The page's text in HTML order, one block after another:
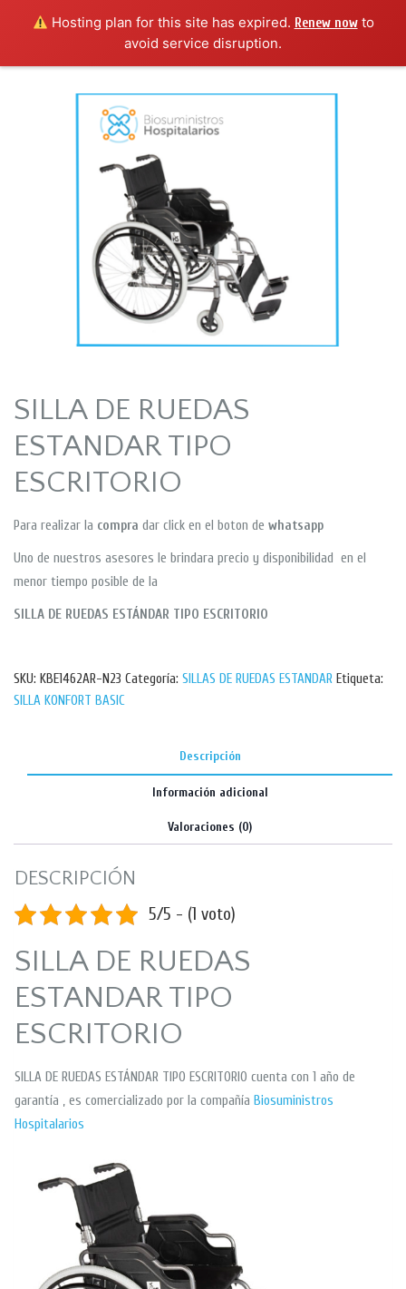
Hosting plan for this site has expired. Renew nowto
avoid service disruption.
SILLA DE RUEDAS
ESTANDAR TIPO
ESCRITORIO
Para realizar la compra dar click en el boton de whatsapp
Uno de nuestros asesores le brindara precio y disponibilidad en el
menor tiempo posible de la
SILLA DE RUEDAS ESTÁNDAR TIPO ESCRITORIO
SKU: KBE1462AR-N23 Categoría: SILLAS DE RUEDAS ESTANDAR Etiqueta:
SILLA KONFORT BASIC
Descripción
Información adicional
Valoraciones (0)
DESCRIPCIÓN
5/5 - (1 voto)
SILLA DE RUEDAS
ESTANDAR TIPO
ESCRITORIO
SILLA DE RUEDAS ESTÁNDAR TIPO ESCRITORIO cuenta con 1 año de
garantía , es comercializado por la compañía Biosuministros
Hospitalarios